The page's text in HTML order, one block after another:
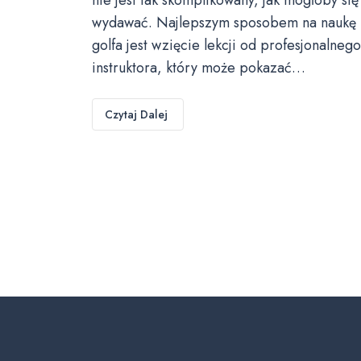
wydawać. Najlepszym sposobem na naukę
golfa jest wzięcie lekcji od profesjonalnego
instruktora, który może pokazać…
Czytaj Dalej